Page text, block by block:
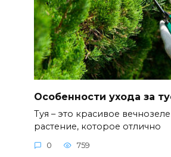
Особенности ухода за
Туя – это красивое
растение, которое отлично
0 759